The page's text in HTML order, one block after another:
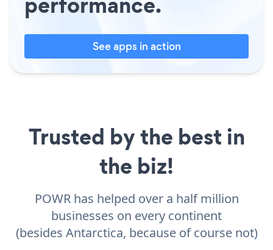
See apps in action
Trusted by the best in
the biz!
POWR has helped over a half million
businesses on every continent
(besides Antarctica, because of course not)